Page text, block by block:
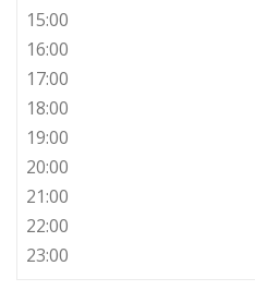
15:00
16:00
17:00
18:00
19:00
20:00
21:00
22:00
23:00